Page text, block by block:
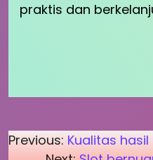
praktis dan
Post
Previous: Kualitas hasil